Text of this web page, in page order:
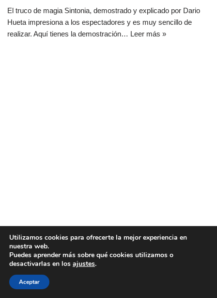
El truco de magia Sintonia, demostrado y explicado por Dario
Hueta impresiona a los espectadores y es muy sencillo de
realizar. Aquí tienes la demostración… Leer más »
Utilizamos cookies para ofrecerte la mejor experiencia en
nuestra web.
Puedes aprender más sobre qué cookies utilizamos o
desactivarlas en los ajustes.
Aceptar